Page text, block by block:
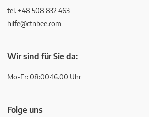
tel. +48 508 832 463
hilfe@ctnbee.com
Wir sind für Sie da:
Mo-Fr: 08:00-16.00 Uhr
Folge uns